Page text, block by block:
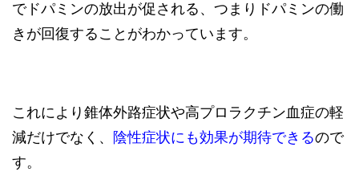
でドパミンの放出が促される、つまりドパミンの働
きが回復することがわかっています。
これにより錐体外路症状や高プロラクチン血症の軽
減だけでなく、 陰性症状にも効果が期待できるので
す。